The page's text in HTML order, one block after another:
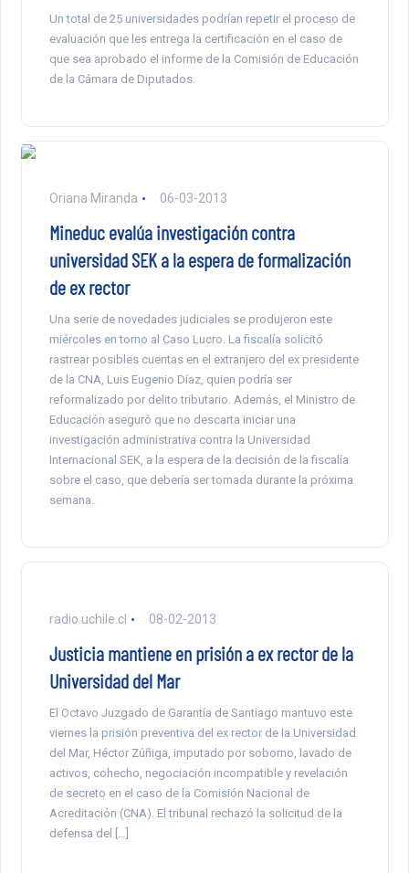
Un total de 25 universidades podrían repetir el proceso de
evaluación que les entrega la certificación en el caso de
que sea aprobado el informe de la Comisión de Educación
de la Cámara de Diputados.
Oriana Miranda 06-03-2013
Mineduc evalúa investigación contra
universidad SEK a la espera de formalización
de ex rector
Una serie de novedades judiciales se produjeron este
miércoles en torno al Caso Lucro. La fiscalía solicitó
rastrear posibles cuentas en el extranjero del ex presidente
de la CNA, Luis Eugenio Díaz, quien podría ser
reformalizado por delito tributario. Además, el Ministro de
Educación aseguró que no descarta iniciar una
investigación administrativa contra la Universidad
Internacional SEK, a la espera de la decisión de la fiscalía
sobre el caso, que debería ser tomada durante la próxima
semana.
radio.uchile.cl 08-02-2013
Justicia mantiene en prisión a ex rector de la
Universidad del Mar
El Octavo Juzgado de Garantía de Santiago mantuvo este
viernes la prisión preventiva del ex rector de la Universidad
del Mar, Héctor Zúñiga, imputado por soborno, lavado de
activos, cohecho, negociación incompatible y revelación
de secreto en el caso de la Comisión Nacional de
Acreditación (CNA). El tribunal rechazó la solicitud de la
defensa del […]